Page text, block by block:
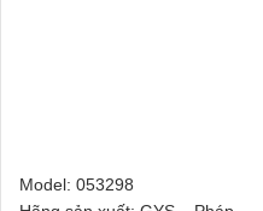
Model: 053298